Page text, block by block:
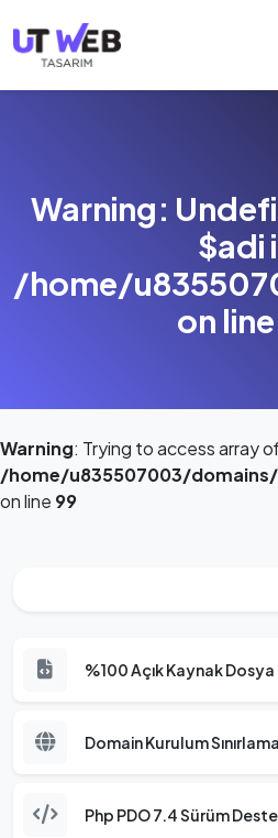
Warning:
$adi
/home/
on line
Warning: Trying to access array
/home/u835507003/
on line 99
%100 Açık Kaynak Dosya
Domain Kurulum
Php PDO 7.4 Sürüm